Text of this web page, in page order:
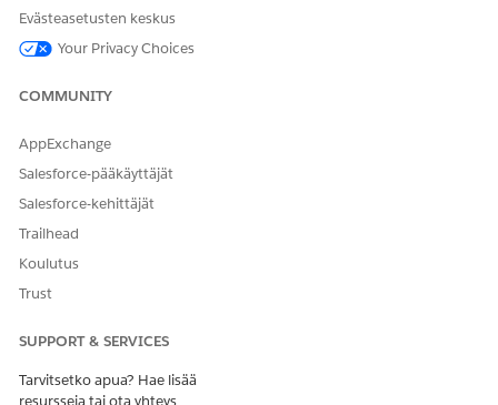
KATSO MYÖS:
RATKAISIKO TÄMÄ ARTIKKELI ONGELMASI?
Anna palautetta, jotta voimme kehittyä!
Evästeasetusten keskus
Your Privacy Choices
COMMUNITY
AppExchange
Salesforce-pääkäyttäjät
Salesforce-kehittäjät
Trailhead
Koulutus
Trust
SUPPORT & SERVICES
Tarvitsetko apua? Hae lisää
resursseja tai ota yhteys